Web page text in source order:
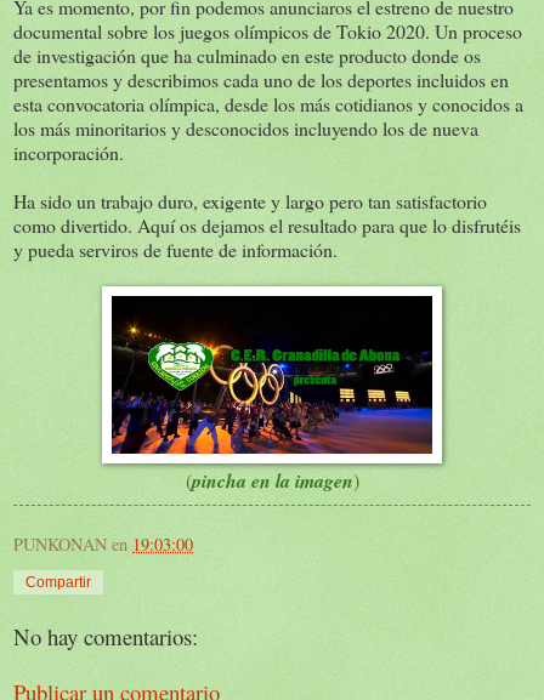
Ya es momento, por fin podemos anunciaros el estreno de nuestro
documental sobre los juegos olímpicos de Tokio 2020. Un proceso
de investigación que ha culminado en este producto donde os
presentamos y describimos cada uno de los deportes incluidos en
esta convocatoria olímpica, desde los más cotidianos y conocidos a
los más minoritarios y desconocidos incluyendo los de nueva
incorporación.
Ha sido un trabajo duro, exigente y largo pero tan satisfactorio
como divertido. Aquí os dejamos el resultado para que lo disfrutéis
y pueda serviros de fuente de información.
(pincha en la imagen)
PUNKONAN en 19:03:00
Compartir
No hay comentarios:
Publicar un comentario